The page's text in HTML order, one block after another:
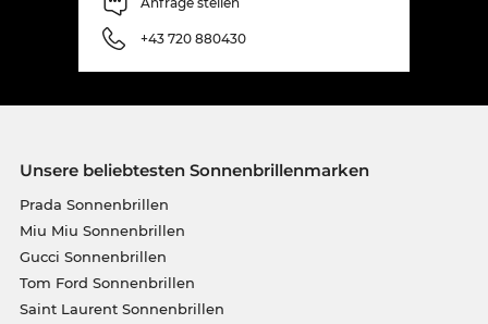
+43 720 880430
Unsere beliebtesten Sonnenbrillenmarken
Prada Sonnenbrillen
Miu Miu Sonnenbrillen
Gucci Sonnenbrillen
Tom Ford Sonnenbrillen
Saint Laurent Sonnenbrillen